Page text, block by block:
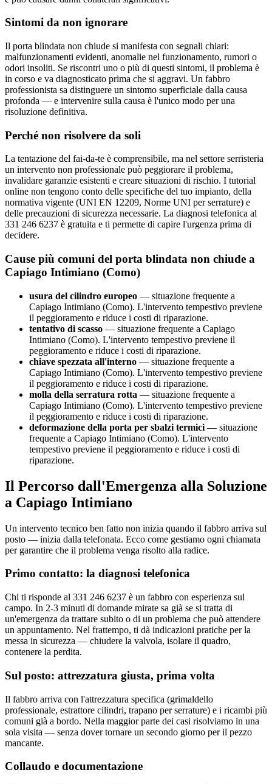
Sintomi da non ignorare
Il porta blindata non chiude si manifesta con segnali chiari:
malfunzionamenti evidenti, anomalie nel funzionamento, rumori o
odori insoliti. Se riscontri uno o più di questi sintomi, il problema è
in corso e va diagnosticato prima che si aggravi. Un fabbro
professionista sa distinguere un sintomo superficiale dalla causa
profonda — e intervenire sulla causa è l'unico modo per una
risoluzione definitiva.
Perché non risolvere da soli
La tentazione del fai-da-te è comprensibile, ma nel settore serristeria
un intervento non professionale può peggiorare il problema,
invalidare garanzie esistenti e creare situazioni di rischio. I tutorial
online non tengono conto delle specifiche del tuo impianto, della
normativa vigente (UNI EN 12209, Norme UNI per serrature) e
delle precauzioni di sicurezza necessarie. La diagnosi telefonica al
331 246 6237 è gratuita e ti permette di capire l'urgenza prima di
decidere.
Cause più comuni del porta blindata non chiude a
Capiago Intimiano (Como)
usura del cilindro europeo — situazione frequente a
Capiago Intimiano (Como). L'intervento tempestivo previene
il peggioramento e riduce i costi di riparazione.
tentativo di scasso — situazione frequente a Capiago
Intimiano (Como). L'intervento tempestivo previene il
peggioramento e riduce i costi di riparazione.
chiave spezzata all'interno — situazione frequente a
Capiago Intimiano (Como). L'intervento tempestivo previene
il peggioramento e riduce i costi di riparazione.
molla della serratura rotta — situazione frequente a
Capiago Intimiano (Como). L'intervento tempestivo previene
il peggioramento e riduce i costi di riparazione.
deformazione della porta per sbalzi termici — situazione
frequente a Capiago Intimiano (Como). L'intervento
tempestivo previene il peggioramento e riduce i costi di
riparazione.
Il Percorso dall'Emergenza alla Soluzione
a Capiago Intimiano
Un intervento tecnico ben fatto non inizia quando il fabbro arriva sul
posto — inizia dalla telefonata. Ecco come gestiamo ogni chiamata
per garantire che il problema venga risolto alla radice.
Primo contatto: la diagnosi telefonica
Chi ti risponde al 331 246 6237 è un fabbro con esperienza sul
campo. In 2-3 minuti di domande mirate sa già se si tratta di
un'emergenza da trattare subito o di un problema che può attendere
un appuntamento. Nel frattempo, ti dà indicazioni pratiche per la
messa in sicurezza — chiudere la valvola, isolare il quadro,
contenere la perdita.
Sul posto: attrezzatura giusta, prima volta
Il fabbro arriva con l'attrezzatura specifica (grimaldello
professionale, estrattore cilindri, trapano per serrature) e i ricambi più
comuni già a bordo. Nella maggior parte dei casi risolviamo in una
sola visita — senza dover tornare un secondo giorno per il pezzo
mancante.
Collaudo e documentazione